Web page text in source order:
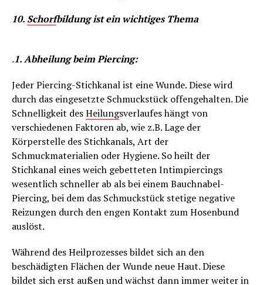
10. Schorfbildung ist ein wichtiges Thema
.1. Abheilung beim Piercing:
Jeder Piercing-Stichkanal ist eine Wunde. Diese wird
durch das eingesetzte Schmuckstück offengehalten. Die
Schnelligkeit desHeilungsverlaufes hängt von
verschiedenen Faktoren ab, wie z.B. Lage der
Körperstelle des Stichkanals, Art der
Schmuckmaterialien oder Hygiene. So heilt der
Stichkanal eines weich gebetteten Intimpiercings
wesentlich schneller ab als bei einem Bauchnabel-
Piercing, bei dem das Schmuckstück stetige negative
Reizungen durch den engen Kontakt zum Hosenbund
auslöst.
Während des Heilprozesses bildet sich an den
beschädigten Flächen der Wunde neue Haut. Diese
bildet sich erst außen und wächst dann immer weiter in